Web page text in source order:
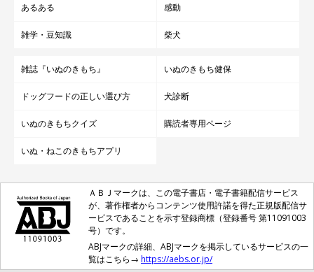
あるある 感動
雑学・豆知識 柴犬
雑誌『いぬのきもち』 いぬのきもち健保
ドッグフードの正しい選び方 犬診断
いぬのきもちクイズ 購読者専用ページ
いぬ・ねこのきもちアプリ
ＡＢＪマークは、この電子書店・電子書籍配信サービス
が、著作権者からコンテンツ使用許諾を得た正規版配信サ
ービスであることを示す登録商標（登録番号 第11091003
号）です。
ABJマークの詳細、ABJマークを掲示しているサービスの一
覧はこちら→ https://aebs.or.jp/